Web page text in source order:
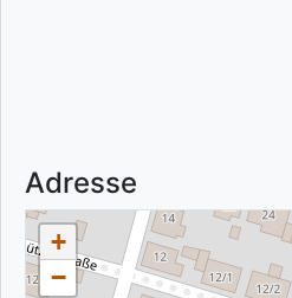
Adresse
+
−